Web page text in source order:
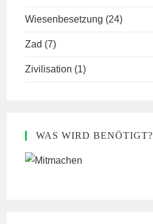
Wiesenbesetzung (24)
Zad (7)
Zivilisation (1)
WAS WIRD BENÖTIGT?